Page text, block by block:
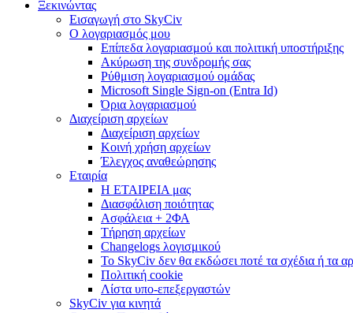
Ξεκινώντας
Εισαγωγή στο SkyCiv
Ο λογαριασμός μου
Επίπεδα λογαριασμού και πολιτική υποστήριξης
Ακύρωση της συνδρομής σας
Ρύθμιση λογαριασμού ομάδας
Microsoft Single Sign-on (Entra Id)
Όρια λογαριασμού
Διαχείριση αρχείων
Διαχείριση αρχείων
Κοινή χρήση αρχείων
Έλεγχος αναθεώρησης
Εταιρία
Η ΕΤΑΙΡΕΙΑ μας
Διασφάλιση ποιότητας
Ασφάλεια + 2ΦΑ
Τήρηση αρχείων
Changelogs λογισμικού
Το SkyCiv δεν θα εκδώσει ποτέ τα σχέδια ή τα
Πολιτική cookie
Λίστα υπο-επεξεργαστών
SkyCiv για κινητά